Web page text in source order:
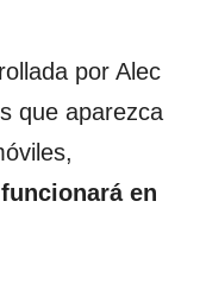
por Alec
que aparezca
en